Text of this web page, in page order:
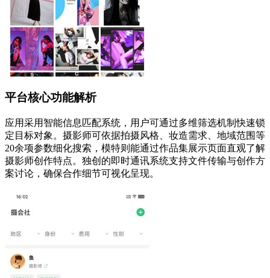
平台核心功能解析
应用采用智能信息匹配系统，用户可通过多维筛选机制快速锁
定目标对象。摄影师可依据拍摄风格、妆造需求、地域范围等
20余项参数细化搜索，模特则能通过作品集展示页面直观了解
摄影师创作特点。独创的即时通讯系统支持文件传输与创作方
案讨论，确保合作细节可视化呈现。